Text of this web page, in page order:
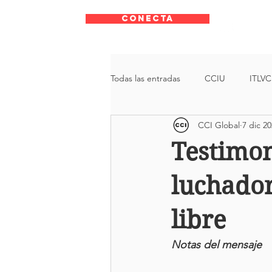
CONECTA
Todas las entradas CCIU ITLVC
Justicia
libre
CCI Global 7 dic
Notas del mensaje